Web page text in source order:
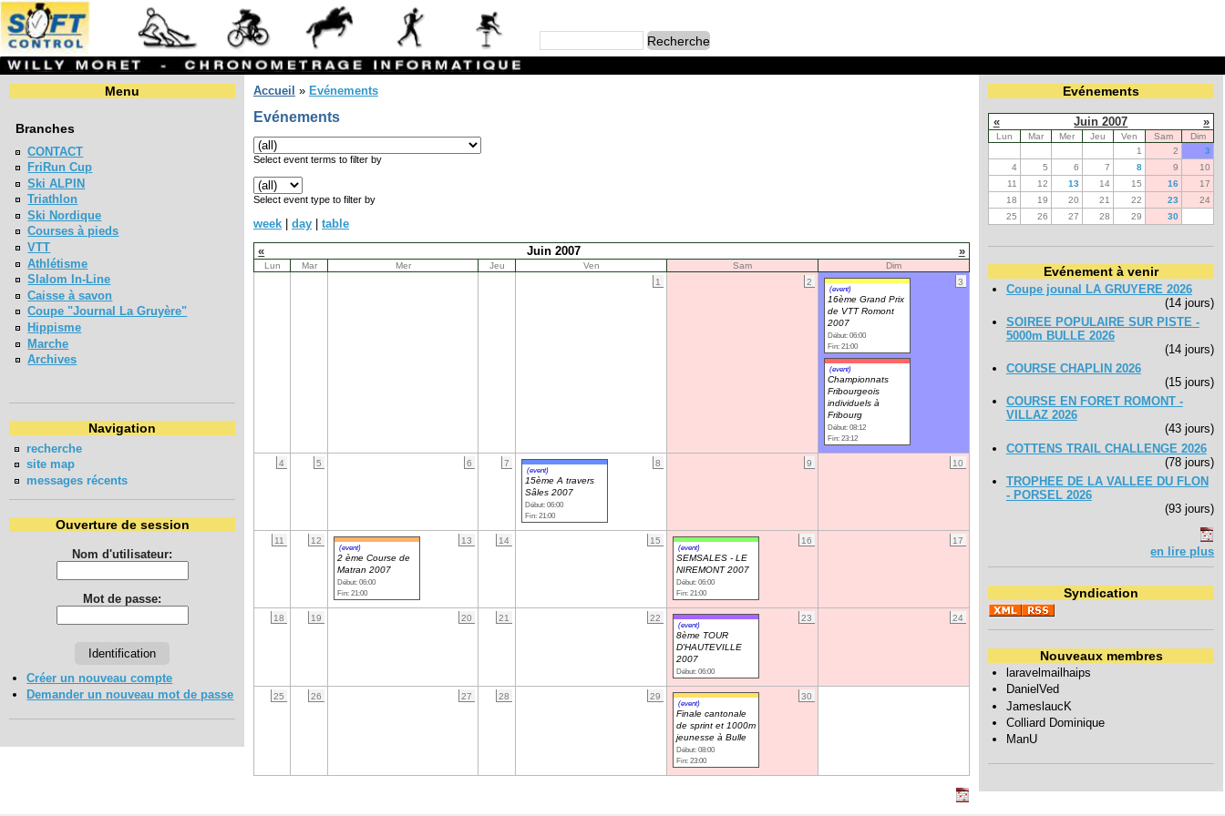
Menu
Branches
CONTACT
FriRun Cup
Ski ALPIN
Triathlon
Ski Nordique
Courses à pieds
VTT
Athlétisme
Slalom In-Line
Caisse à savon
Coupe "Journal La Gruyère"
Hippisme
Marche
Archives
Navigation
recherche
site map
messages récents
Ouverture de session
Nom d'utilisateur:
Mot de passe:
Créer un nouveau compte
Demander un nouveau mot de passe
Accueil » Evénements
Evénements
Select event terms to filter by
Select event type to filter by
week day
table
«
Juin 2007 »
Lun Mar Mer Jeu Ven Sam
Dim
1
2 3
(event)
16ème Grand Prix
de VTT Romont
2007
Début: 06:00
Fin: 21:00
(event)
Championnats
Fribourgeois
individuels à
Fribourg
Début: 08:12
Fin: 23:12
4 5 6 7 8
(event)
15ème A travers
Sâles 2007
Début: 06:00
Fin: 21:00
9 10
11 12 13
(event)
2 ème Course de
Matran 2007
Début: 06:00
Fin: 21:00
14 15 16
(event)
SEMSALES - LE
NIREMONT 2007
Début: 06:00
Fin: 21:00
17
18 19 20 21 22 23
(event)
8ème TOUR
D'HAUTEVILLE
2007
Début: 06:00
24
25 26 27 28 29 30
(event)
Finale cantonale
de sprint et 1000m
jeunesse à Bulle
Début: 08:00
Fin: 23:00
Evénements
« Juin 2007 »
Lun Mar Mer Jeu Ven Sam
Dim
1
2
3
4
5 6 7 8 9
10
11
12 13 14 15 16
17
18
19 20 21 22 23
24
25
26 27 28 29 30
Evénement à venir
Coupe jounal LA GRUYERE 2026
(14 jours)
SOIREE POPULAIRE SUR PISTE -
5000m BULLE 2026
(14 jours)
COURSE CHAPLIN 2026
(15 jours)
COURSE EN FORET ROMONT -
VILLAZ 2026
(43 jours)
COTTENS TRAIL CHALLENGE 2026
(78 jours)
TROPHEE DE LA VALLEE DU FLON
- PORSEL 2026
(93 jours)
en lire plus
Syndication
Nouveaux membres
laravelmailhaips
DanielVed
JameslaucK
Colliard Dominique
ManU